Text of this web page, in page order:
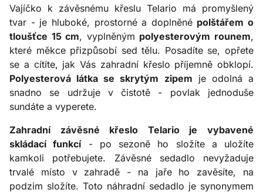
Vajíčko k závěsnému křeslu Telario má promyšlený
tvar - je hluboké, prostorné a doplněné polštářem o
tloušťce 15 cm, vyplněným polyesterovým rounem,
které měkce přizpůsobí sed tělu. Posadíte se, opřete
se a cítíte, jak Vás zahradní křeslo příjemně obklopí.
Polyesterová látka se skrytým zipem je odolná a
snadno se udržuje v čistotě - povlak jednoduše
sundáte a vyperete.
Zahradní závěsné křeslo Telario je vybavené
skládací funkcí- po sezoně ho složíte a uložíte
kamkoli potřebujete. Závěsné sedadlo nevyžaduje
trvalé místo v zahradě - na jaře ho zavěsíte, na
podzim složíte. Toto náhradní sedadlo je synonymem